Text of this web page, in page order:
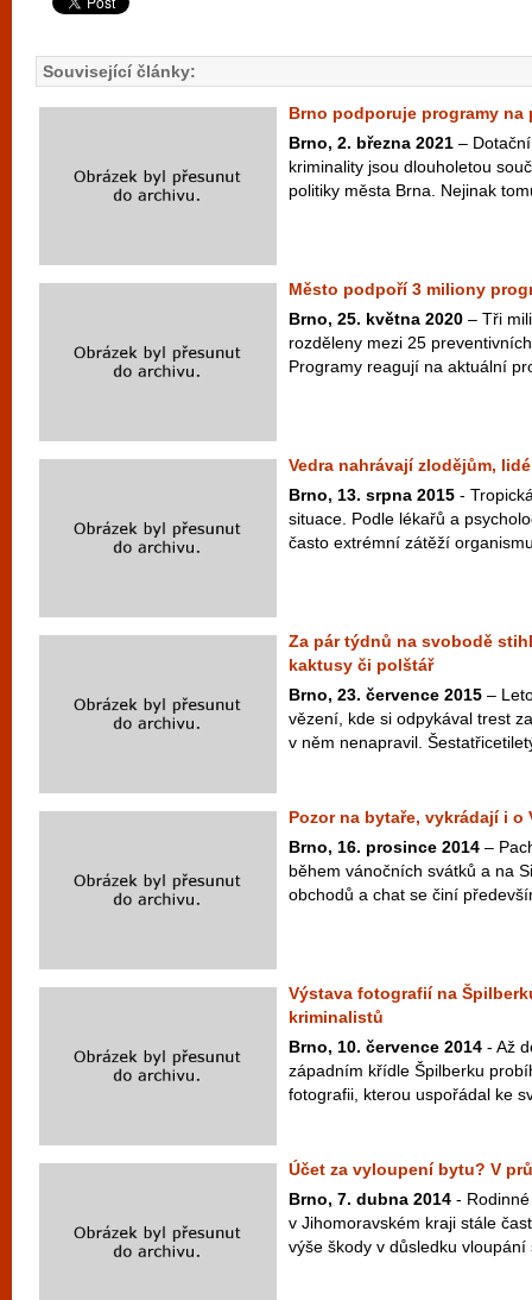
Související články:
Brno podporuje programy na
Brno, 2. března 2021 –
kriminality jsou dlouholetou
politiky města Brna. Nejinak
Město podpoří 3 miliony
Brno, 25. května 2020 – Tři
rozděleny mezi 25
Programy reagují na aktuální
Vedra nahrávají zlodějům,
Brno, 13. srpna 2015 -
situace. Podle lékařů a
často extrémní zátěží
Za pár týdnů na svobodě
kaktusy či polštář
Brno, 23. července 2015 –
vězení, kde si odpykával trest
v něm nenapravil.
Pozor na bytaře, vykrádají i o
Brno, 16. prosince 2014 –
během vánočních svátků a na
obchodů a chat se činí
Výstava fotografií na
kriminalistů
Brno, 10. července 2014 - Až
západním křídle Špilberku
fotografii, kterou uspořádal ke
Účet za vyloupení bytu? V
Brno, 7. dubna 2014 -
v Jihomoravském kraji stále
výše škody v důsledku